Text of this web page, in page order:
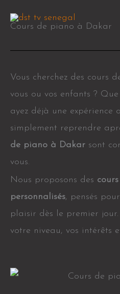
Cours de piano à Dakar
Vous cherchez des cours
vous ou vos enfants ?
ayez déjà une expérience
simplement reprendre
de piano à Dakar sont
vous.
Nous proposons des
personnalisés, pensés
plaisir dès le premier
votre niveau, vos intérêts